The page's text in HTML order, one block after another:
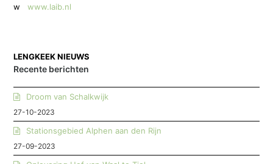
w
www.laib.nl
LENGKEEK NIEUWS
Recente berichten
Droom van Schalkwijk
27-10-2023
Stationsgebied Alphen aan den Rijn
27-09-2023